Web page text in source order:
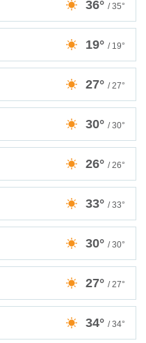
36° / 35°
19° / 19°
27° / 27°
30° / 30°
26° / 26°
33° / 33°
30° / 30°
27° / 27°
34° / 34°